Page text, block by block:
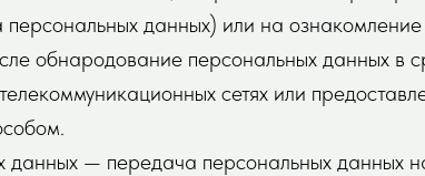
данных) или на
обнародование персональных данных в
сетях или
данных — передача персональных данных